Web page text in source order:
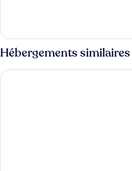
Plaza
Deluxe
(1
King
Plaza
Deluxe
(1
King
Bed)
Hébergements similaires
Eaton HK